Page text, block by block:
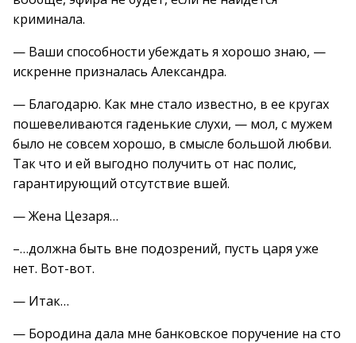
криминала.
— Ваши способности убеждать я хорошо знаю, —
искренне призналась Александра.
— Благодарю. Как мне стало известно, в ее кругах
пошевеливаются гаденькие слухи, — мол, с мужем
было не совсем хорошо, в смысле большой любви.
Так что и ей выгодно получить от нас полис,
гарантирующий отсутствие вшей.
— Жена Цезаря…
–…должна быть вне подозрений, пусть царя уже
нет. Вот-вот.
— Итак…
— Бородина дала мне банковское поручение на сто